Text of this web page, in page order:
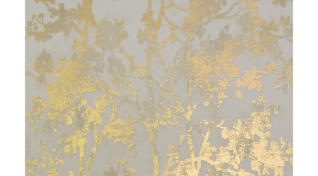
Millions of people around the
world visit Envato to buy and sell
creative assets, use smart design
templates, learn creative skills or
even hire freelancers. With an
industry-leading marketplace
paired with an unlimited
subscription service, Envato
helps creatives like you get
projects done faster.